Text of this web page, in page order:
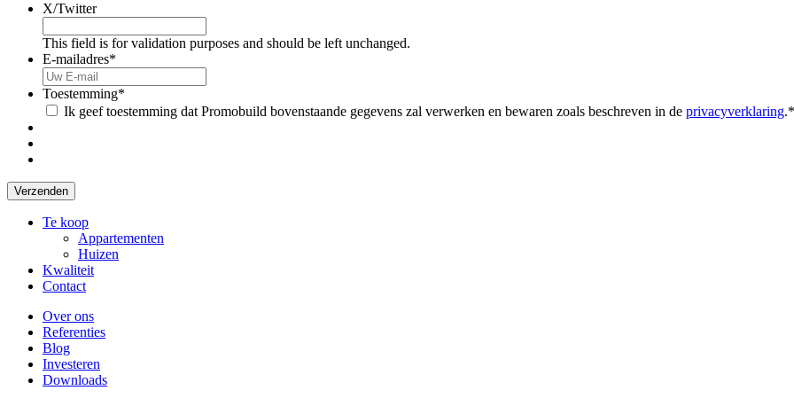
X/Twitter
This field is for validation purposes and should be left unchanged.
E-mailadres*
Toestemming*
Ik geef toestemming dat Promobuild bovenstaande gegevens zal verwerken en bewaren zoals beschreven in de privacyverklaring.*
Te koop
Appartementen
Huizen
Kwaliteit
Contact
Over ons
Referenties
Blog
Investeren
Downloads